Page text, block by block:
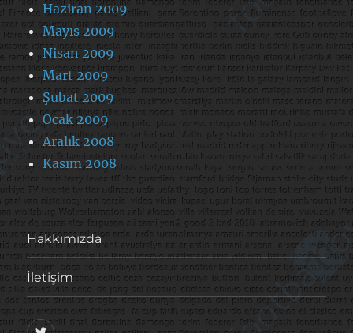
Haziran 2009
Mayıs 2009
Nisan 2009
Mart 2009
Şubat 2009
Ocak 2009
Aralık 2008
Kasım 2008
Hakkımızda
İletişim